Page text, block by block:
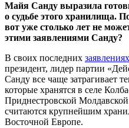
Майя Санду выразила
о судьбе этого хранилища.
вот уже столько лет не
этими заявлениями Санду?
В своих последних заявлениях
президент, лидер партии
Санду все чаще затрагивает
которые хранятся в селе
Приднестровской
считаются крупнейшим
Восточной Европе.